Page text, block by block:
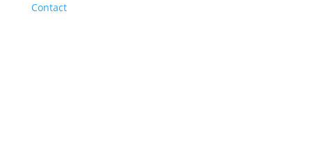
Contact